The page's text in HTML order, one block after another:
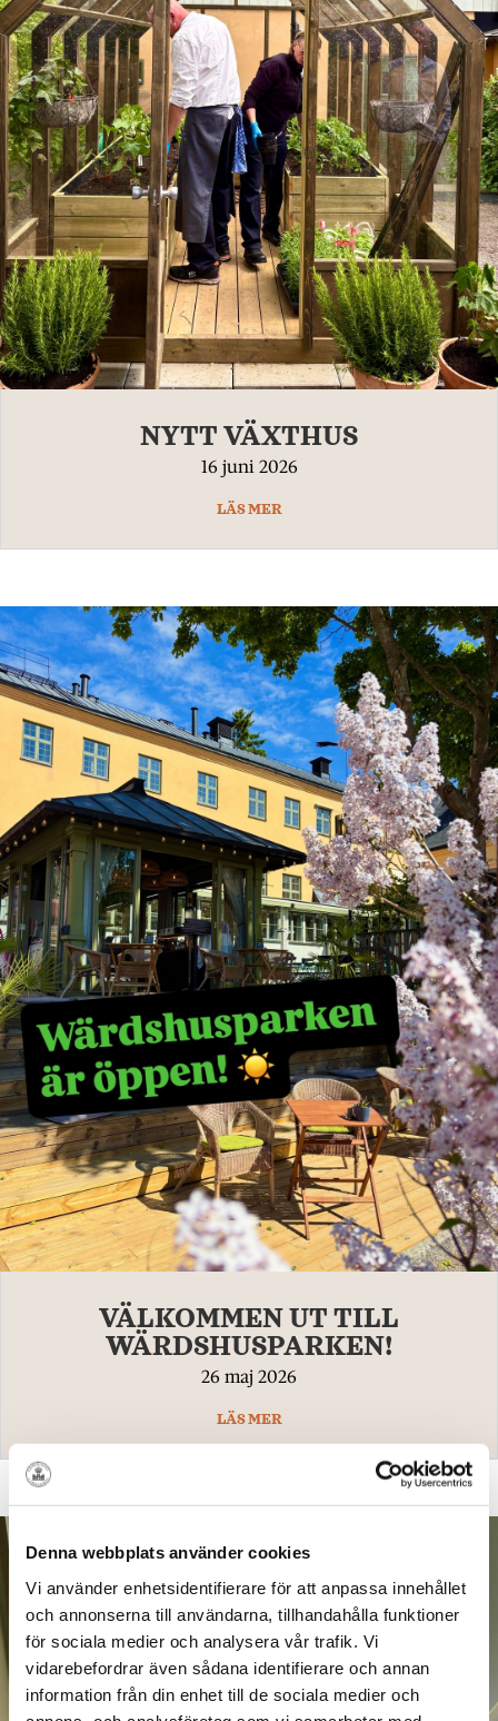
Denna webbplats använder cookies
Vi använder enhetsidentifierare för att anpassa innehållet
och annonserna till användarna, tillhandahålla funktioner
för sociala medier och analysera vår trafik. Vi
vidarebefordrar även sådana identifierare och annan
information från din enhet till de sociala medier och
NYTT VÄXTHUS
16 juni 2026
LÄS MER
VÄLKOMMEN UT TILL
WÄRDSHUSPARKEN!
26 maj 2026
LÄS MER